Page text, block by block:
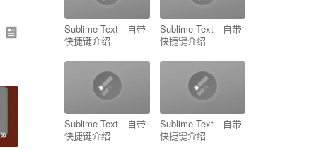
Sublime Text—自带
快捷键介绍
Sublime Text—自带
快捷键介绍
Sublime Text—自带
快捷键介绍
Sublime Text—自带
快捷键介绍